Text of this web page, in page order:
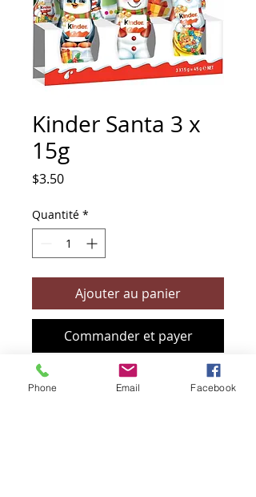
Kinder Santa 3 x
15g
$3.50Prix
Quantité *
Ajouter au panier
Commander et payer
Phone Email Facebook